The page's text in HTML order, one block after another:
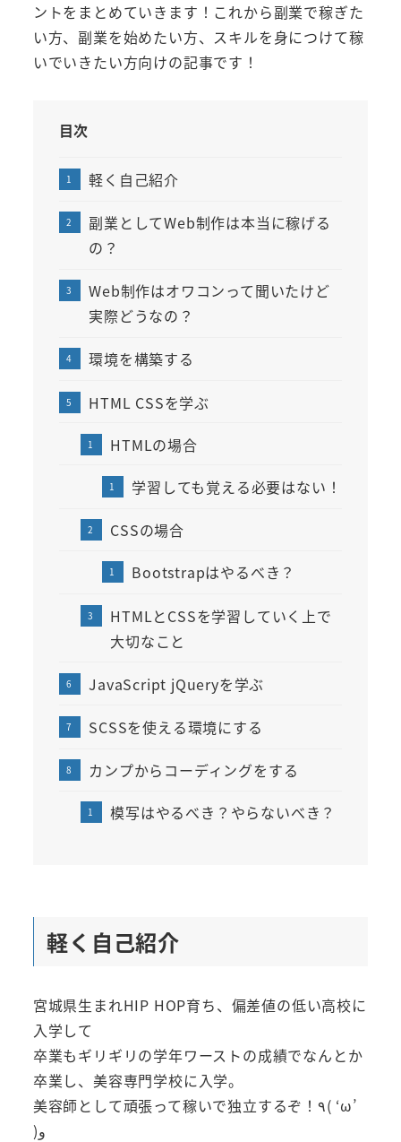
ントをまとめていきます！これから副業で稼ぎた
い方、副業を始めたい方、スキルを身につけて稼
いでいきたい方向けの記事です！
目次
軽く自己紹介
副業としてWeb制作は本当に稼げる
の？
Web制作はオワコンって聞いたけど
実際どうなの？
環境を構築する
HTML CSSを学ぶ
HTMLの場合
学習しても覚える必要はない！
CSSの場合
Bootstrapはやるべき？
HTMLとCSSを学習していく上で
大切なこと
JavaScript jQueryを学ぶ
SCSSを使える環境にする
カンプからコーディングをする
模写はやるべき？やらないべき？
軽く自己紹介
宮城県生まれHIP HOP育ち、偏差値の低い高校に
入学して
卒業もギリギリの学年ワーストの成績でなんとか
卒業し、美容専門学校に入学。
美容師として頑張って稼いで独立するぞ！٩( ‘ω’
)و